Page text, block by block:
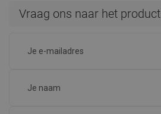
Vraag ons naar het product